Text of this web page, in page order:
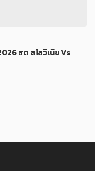
สด สโลวีเนีย Vs